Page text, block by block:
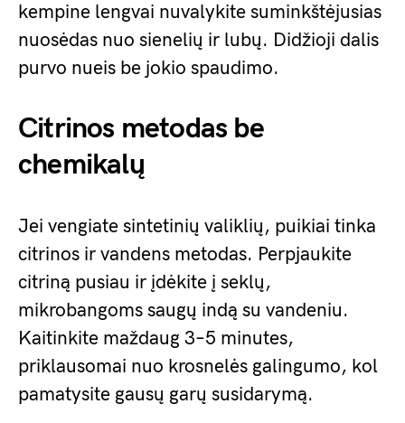
kempine lengvai nuvalykite suminkštėjusias
nuosėdas nuo sienelių ir lubų. Didžioji dalis
purvo nueis be jokio spaudimo.
Citrinos metodas be
chemikalų
Jei vengiate sintetinių valiklių, puikiai tinka
citrinos ir vandens metodas. Perpjaukite
citriną pusiau ir įdėkite į seklų,
mikrobangoms saugų indą su vandeniu.
Kaitinkite maždaug 3–5 minutes,
priklausomai nuo krosnelės galingumo, kol
pamatysite gausų garų susidarymą.